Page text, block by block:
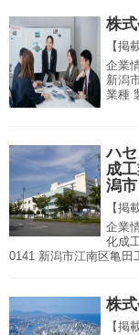
株
【掲
企業
新潟
業種
ハ
成
潟市
【掲
企業
化成
0141 新潟市江南区亀田
株
【掲